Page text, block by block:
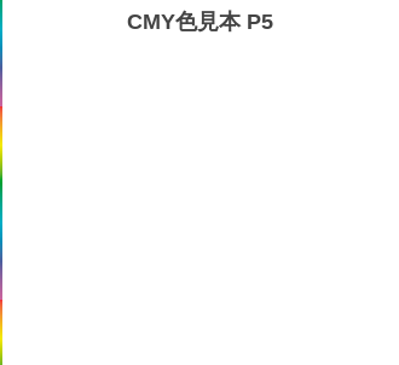
CMY色見本 P5